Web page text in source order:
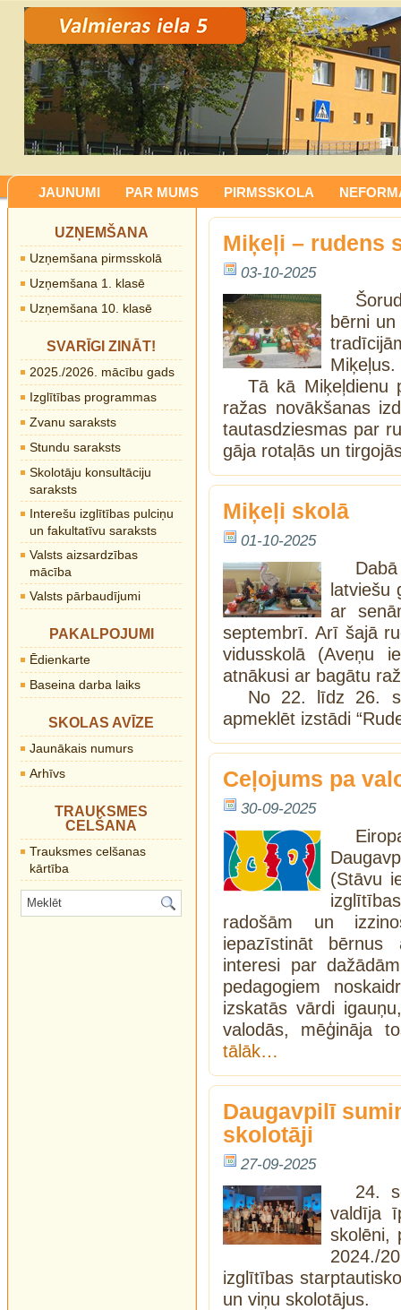
JAUNUMI PAR MUMS PIRMSSKOLA
UZŅEMŠANA
Uzņemšana pirmsskolā
Uzņemšana 1. klasē
Uzņemšana 10. klasē
SVARĪGI ZINĀT!
2025./2026. mācību gads
Izglītības programmas
Zvanu saraksts
Stundu saraksts
Skolotāju konsultāciju
saraksts
Interešu izglītības pulciņu
un fakultatīvu saraksts
Valsts aizsardzības
mācība
Valsts pārbaudījumi
PAKALPOJUMI
Ēdienkarte
Baseina darba laiks
SKOLAS AVĪZE
Jaunākais numurs
Arhīvs
TRAUKSMES
CELŠANA
Trauksmes celšanas
kārtība
Miķeļi – rudens
03-10-2025
bērni
Miķeļus.
Tā kā Miķeļdienu
ražas novākšanas
tautasdziesmas par
gāja rotaļās un
Miķeļi skolā
01-10-2025
latviešu
ar
septembrī. Arī šajā
vidusskolā (Aveņu
atnākusi ar bagātu
No 22. līdz 26.
apmeklēt izstādi
Ceļojums pa
30-09-2025
(Stāvu
radošām un
iepazīstināt
interesi par
pedagogiem
izskatās vārdi
valodās, mēģināja
tālāk…
Daugavpilī
skolotāji
27-09-2025
24.
valdīja
skolēni,
2024./
izglītības
un viņu skolotājus.